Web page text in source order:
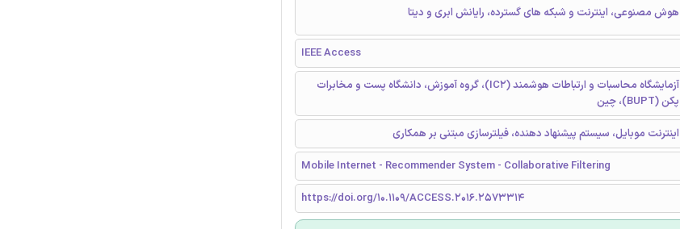
هوش مصنوعی، اینترنت و شبکه های گسترده، رایانش ابری و دیتا
IEEE Access
آزمایشگاه محاسبات و ارتباطات هوشمند (IC2)، گروه آموزش، دانشگاه پست و مخابرات
پکن (BUPT)، چین
اینترنت موبایل، سیستم پیشنهاد دهنده، فیلترسازی مبتنی بر همکاری
Mobile Internet - Recommender System - Collaborative Filtering
https://doi.org/10.1109/ACCESS.2016.2573314